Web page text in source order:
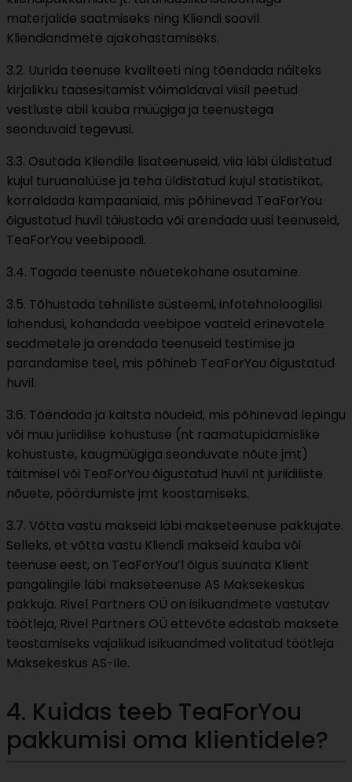
materjalide saatmiseks ning Kliendi soovil
Kliendiandmete ajakohastamiseks.
3.2. Uurida teenuse kvaliteeti ning tõendada näiteks
kirjalikku taasesitamist võimaldaval viisil peetud
vestluste abil kauba müügiga ja teenustega
seonduvaid tegevusi.
3.3. Osutada Kliendile lisateenuseid, viia läbi üldistatud
kujul turuanalüüse ja teha üldistatud kujul statistikat,
korraldada kampaaniaid, mis põhinevad TeaForYou
õigustatud huvil täiustada või arendada uusi teenuseid,
TeaForYou veebipoodi.
3.4. Tagada teenuste nõuetekohane osutamine.
3.5. Tõhustada tehniliste süsteemi, infotehnoloogilisi
lahendusi, kohandada veebipoe vaateid erinevatele
seadmetele ja arendada teenuseid testimise ja
parandamise teel, mis põhineb TeaForYou õigustatud
huvil.
3.6. Tõendada ja kaitsta nõudeid, mis põhinevad lepingu
või muu juriidilise kohustuse (nt raamatupidamislike
kohustuste, kaugmüügiga seonduvate nõute jmt)
täitmisel või TeaForYou õigustatud huvil nt juriidiliste
nõuete, pöördumiste jmt koostamiseks.
3.7. Võtta vastu makseid läbi makseteenuse pakkujate.
Selleks, et võtta vastu Kliendi makseid kauba või
teenuse eest, on TeaForYou’l õigus suunata Klient
pangalingile läbi makseteenuse AS Maksekeskus
pakkuja. Rivel Partners OÜ on isikuandmete vastutav
töötleja, Rivel Partners OÜ ettevõte edastab maksete
teostamiseks vajalikud isikuandmed volitatud töötleja
Maksekeskus AS-ile.
4. Kuidas teeb TeaForYou
pakkumisi oma klientidele?